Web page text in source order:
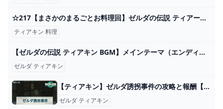
☆217【まさかのまるごとお料理回】ゼルダの伝説 ティアーズオブザキングダムをやさしく実況プレイ！ - YouTube
ティアキン 料理
【ゼルダの伝説 ティアキン BGM】メインテーマ（エンディングver.）【ゼルダの伝説 ティアーズオブザキングダム BGM プレイ動画】 - YouTube
ゼルダ ティアキン
【ティアキン】ゼルダ誘拐事件の攻略と報酬【ゼルダの伝説ティアーズオブザキングダム】 - 神ゲー攻略
ゼルダ ティアキン